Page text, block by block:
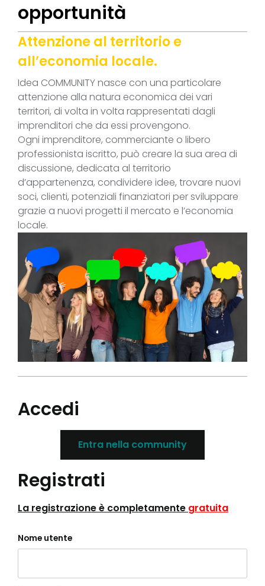
opportunità
Attenzione al territorio e
all’economia locale.
Idea COMMUNITY nasce con una particolare
attenzione alla natura economica dei vari
territori, di volta in volta rappresentati dagli
imprenditori che da essi provengono.
Ogni imprenditore, commerciante o libero
professionista iscritto, può creare la sua area di
discussione, dedicata al territorio
d’appartenenza, condividere idee, trovare nuovi
soci, clienti, potenziali finanziatori per sviluppare
grazie a nuovi progetti il mercato e l’economia
locale.
Accedi
Entra nella community
Registrati
La registrazione è completamente gratuita
Nome utente